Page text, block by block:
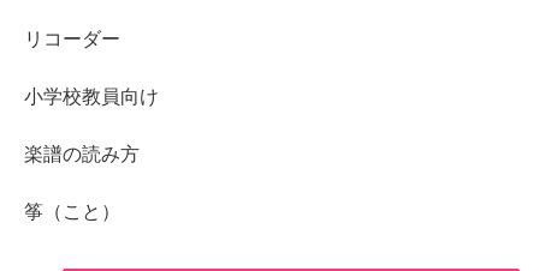
リコーダー
小学校教員向け
楽譜の読み方
筝（こと）